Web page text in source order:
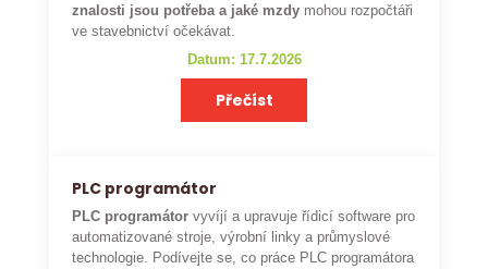
znalosti jsou potřeba a jaké mzdy mohou rozpočtáři
ve stavebnictví očekávat.
Datum: 17.7.2026
Přečíst
PLC programátor
PLC programátor vyvíjí a upravuje řídicí software pro
automatizované stroje, výrobní linky a průmyslové
technologie. Podívejte se, co práce PLC programátora